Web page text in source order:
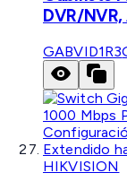
DVR/
GABVID1R3
HIKVISION